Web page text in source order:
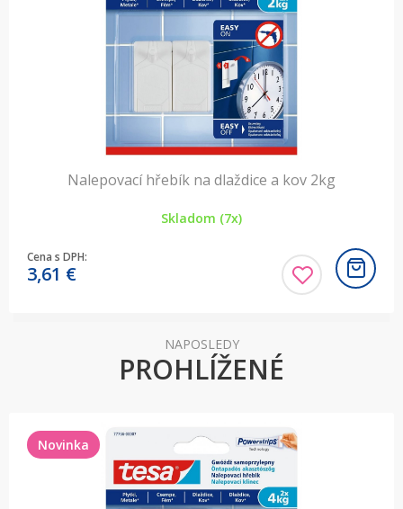
Nalepovací hřebík na dlaždice a kov 2kg
Skladom (7x)
Cena s DPH:
3,61 €
NAPOSLEDY
PROHLÍŽENÉ
Novinka